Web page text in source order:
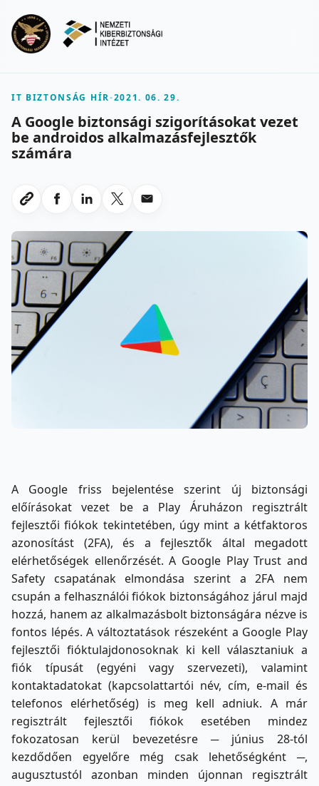
IT BIZTONSÁG HÍR-2021. 06. 29.
A Google biztonsági szigorításokat vezet
be androidos alkalmazásfejlesztők
számára
Link masolasa
Megosztas Facebookon
Megosztas LinkedInen
Megosztas X-en
Megosztas emailben
A Google friss bejelentése szerint új biztonsági
előírásokat vezet be a Play Áruházon regisztrált
fejlesztői fiókok tekintetében, úgy mint a kétfaktoros
azonosítást (2FA), és a fejlesztők által megadott
elérhetőségek ellenőrzését. A Google Play Trust and
Safety csapatának elmondása szerint a 2FA nem
csupán a felhasználói fiókok biztonságához járul majd
hozzá, hanem az alkalmazásbolt biztonságára nézve is
fontos lépés. A változtatások részeként a Google Play
fejlesztői fióktulajdonosoknak ki kell választaniuk a
fiók típusát (egyéni vagy szervezeti), valamint
kontaktadatokat (kapcsolattartói név, cím, e-mail és
telefonos elérhetőség) is meg kell adniuk. A már
regisztrált fejlesztői fiókok esetében mindez
fokozatosan kerül bevezetésre ─ június 28-tól
kezdődően egyelőre még csak lehetőségként ─,
augusztustól azonban minden újonnan regisztrált